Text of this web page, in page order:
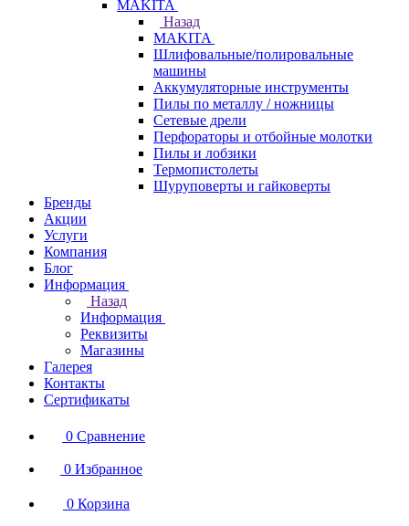
МAKITA
Назад
МAKITA
Шлифовальные/полировальные
машины
Аккумуляторные инструменты
Пилы по металлу / ножницы
Сетевые дрели
Перфораторы и отбойные молотки
Пилы и лобзики
Термопистолеты
Шуруповерты и гайковерты
Бренды
Акции
Услуги
Компания
Блог
Информация
Назад
Информация
Реквизиты
Магазины
Галерея
Контакты
Сертификаты
0 Сравнение
0 Избранное
0 Корзина